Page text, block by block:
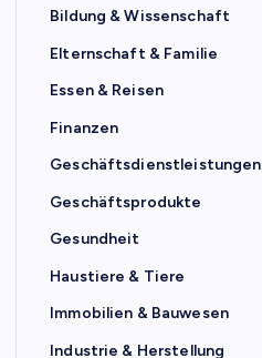
Bildung & Wissenschaft
Elternschaft & Familie
Essen & Reisen
Finanzen
Geschäftsdienstleistungen
Geschäftsprodukte
Gesundheit
Haustiere & Tiere
Immobilien & Bauwesen
Industrie & Herstellung